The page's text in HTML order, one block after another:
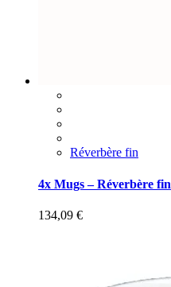
Réverbère fin
4x Mugs – Réverbère fin
134,09 €